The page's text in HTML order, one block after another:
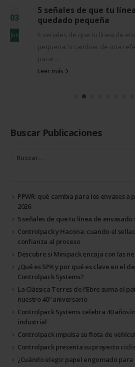
03
Jun
5 señales de que tu
quedado pequeña
5 señales de que tu línea de
pequeña Si cambiar de una
parar...
Leer más
Buscar Publicaciones
PPWR: qué cambia para los envases
2026
5 señales de que tu línea de
Controlpack y Hacona: cuando el
confianza al proceso
Descubre si Minipack encaja con las
¿Qué es SPK y por qué es clave en el
Controlpack Systems?
La Clàssica Terres de l’Ebre suma el
nuestro 40º aniversario
Controlpack Systems celebra 40 años
industrial
Controlpack impulsa su flota de
Controlpack presenta su proyecto
¿Cuándo elegir papel engomado